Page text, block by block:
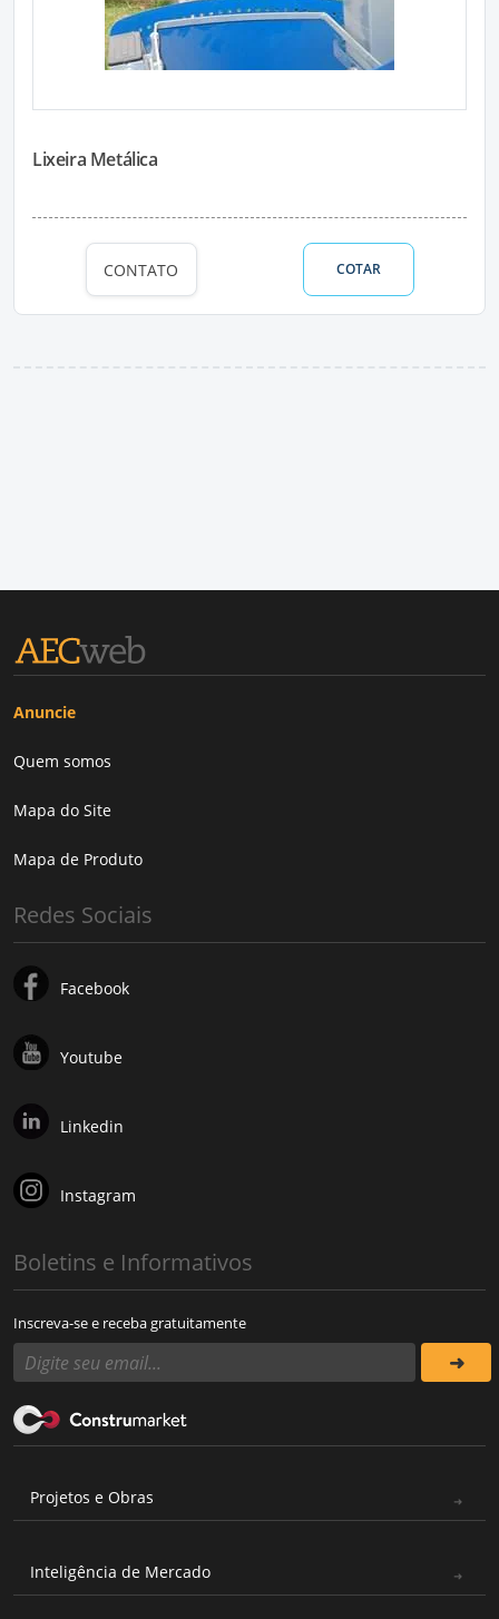
Lixeira Metálica
CONTATO COTAR
Anuncie
Quem somos
Mapa do Site
Mapa de Produto
Redes Sociais
Facebook
Youtube
Linkedin
Instagram
Boletins e Informativos
Inscreva-se e receba gratuitamente
Projetos e Obras
Inteligência de Mercado